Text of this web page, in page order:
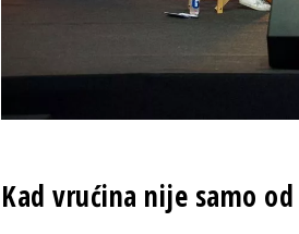
Kad vrućina nije samo